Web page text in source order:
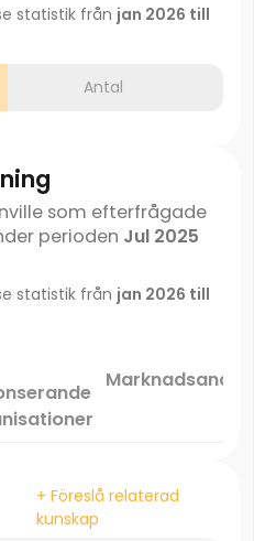
statistik från jan 2026 till
Antal
som efterfrågade
perioden Jul 2025
statistik från jan 2026 till
Marknadsandel
+ Föreslå relaterad
kunskap